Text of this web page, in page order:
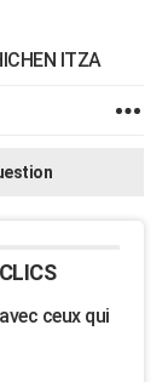
ITZA
ceux qui